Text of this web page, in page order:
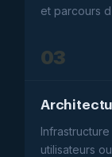
et parcours
03
utilisateurs